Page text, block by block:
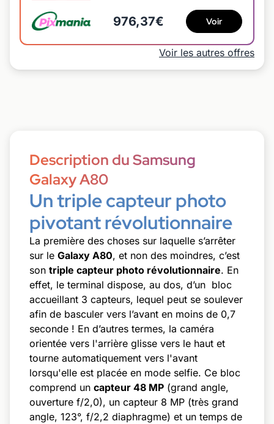
976,37€ Voir
Voir les autres offres
Description du Samsung
Galaxy A80
Un triple capteur photo
pivotant révolutionnaire
La première des choses sur laquelle s’arrêter
sur le Galaxy A80, et non des moindres, c’est
son triple capteur photo révolutionnaire. En
effet, le terminal dispose, au dos, d’un bloc
accueillant 3 capteurs, lequel peut se soulever
afin de basculer vers l’avant en moins de 0,7
seconde ! En d’autres termes, la caméra
orientée vers l'arrière glisse vers le haut et
tourne automatiquement vers l'avant
lorsqu'elle est placée en mode selfie. Ce bloc
comprend un capteur 48 MP (grand angle,
ouverture f/2,0), un capteur 8 MP (très grand
angle, 123°, f/2,2 diaphragme) et un temps de